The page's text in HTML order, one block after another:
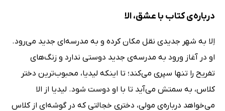
درباره‌ی کتاب با عشق، الا
اِلا به شهر جدیدی نقل مکان کرده و به مدرسه‌ای جدید می‌رود.
او در آغاز ورود به مدرسه‌ی جدید دوستی ندارد و زنگ‌های
تفریح را تنها سپری می‌کند؛ تا اینکه لیدیا، محبوب‌ترین دختر
کلاس، به سمتش می‌آید تا با او دوست شود. لیدیا از الا
می‌خواهد درباره‌ی مولی، دختری خجالتی که در گوشه‌ای از کلاس